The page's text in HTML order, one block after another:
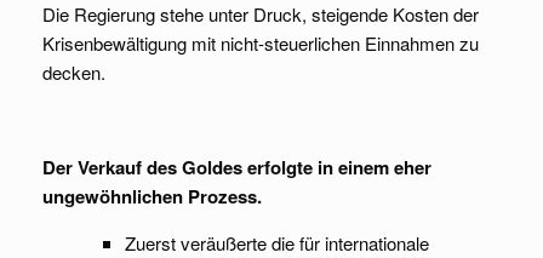
Die Regierung stehe unter Druck, steigende Kosten der
Krisenbewältigung mit nicht-steuerlichen Einnahmen zu
decken.
Der Verkauf des Goldes erfolgte in einem eher
ungewöhnlichen Prozess.
Zuerst veräußerte die für internationale